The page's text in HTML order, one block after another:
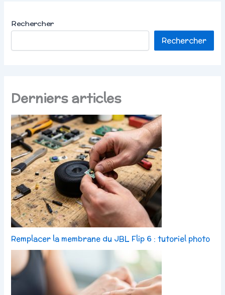
Rechercher
Rechercher
Derniers articles
Remplacer la membrane du JBL Flip 6 : tutoriel photo